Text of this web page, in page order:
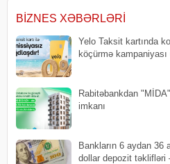
iyul ayı ərzində 4 depozit hərracı
keçirib
BIZNES XƏBƏRLƏRI
Yelo Taksit kartında
köçürmə kampaniyası
Rabitəbankdan
imkanı
Bankların 6 aydan 36
dollar depozit təklifləri